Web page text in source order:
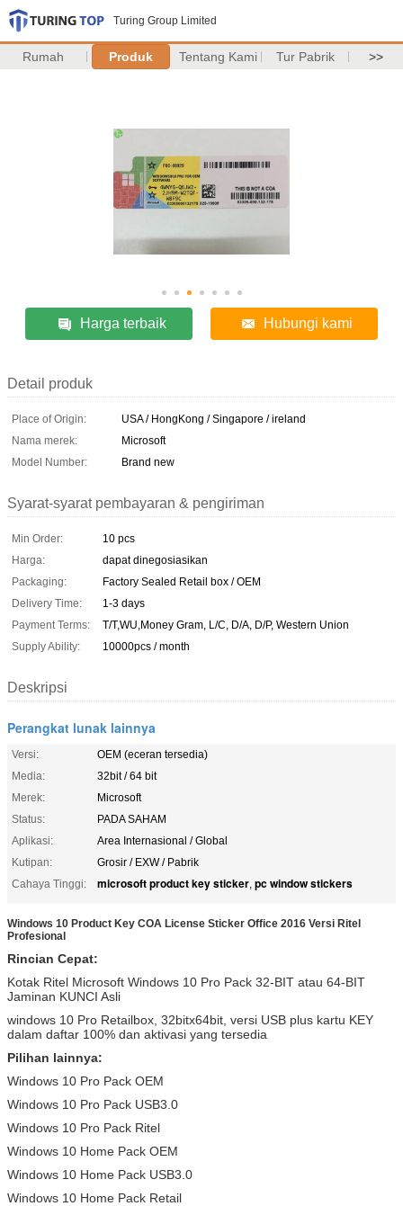
Turing Group Limited
Rumah Produk Tentang Kami Tur Pabrik >>
Harga terbaik Hubungi kami
Detail produk
Place of Origin:
USA / HongKong / Singapore / ireland
Nama merek:
Microsoft
Model Number:
Brand new
Syarat-syarat pembayaran & pengiriman
Min Order:
10 pcs
Harga:
dapat dinegosiasikan
Packaging:
Factory Sealed Retail box / OEM
Delivery Time:
1-3 days
Payment Terms:
T/T,WU,Money Gram, L/C, D/A, D/P, Western Union
Supply Ability:
10000pcs / month
Deskripsi
Perangkat lunak lainnya
Versi:
OEM (eceran tersedia)
Media:
32bit / 64 bit
Merek:
Microsoft
Status:
PADA SAHAM
Aplikasi:
Area Internasional / Global
Kutipan:
Grosir / EXW / Pabrik
Cahaya Tinggi:
microsoft product key sticker, pc window stickers
Windows 10 Product Key COA License Sticker Office 2016 Versi Ritel
Profesional
Rincian Cepat:
Kotak Ritel Microsoft Windows 10 Pro Pack 32-BIT atau 64-BIT
Jaminan KUNCI Asli
windows 10 Pro Retailbox, 32bitx64bit, versi USB plus kartu KEY
dalam daftar 100% dan aktivasi yang tersedia
Pilihan lainnya:
Windows 10 Pro Pack OEM
Windows 10 Pro Pack USB3.0
Windows 10 Pro Pack Ritel
Windows 10 Home Pack OEM
Windows 10 Home Pack USB3.0
Windows 10 Home Pack Retail